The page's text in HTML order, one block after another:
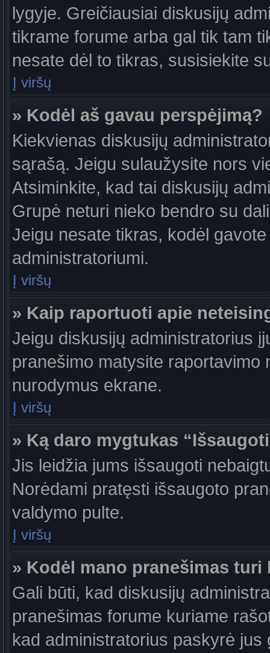
lygyje. Greičiausiai diskusijų
tikrame forume arba gal tik tam
nesate dėl to tikras, susisiekite
Į viršų
» Kodėl aš gavau perspėjimą?
Kiekvienas diskusijų
sąrašą. Jeigu sulaužysite nors
Atsiminkite, kad tai diskusijų
Grupė neturi nieko bendro su
Jeigu nesate tikras, kodėl
administratoriumi.
Į viršų
» Kaip raportuoti apie
Jeigu diskusijų administratorius
pranešimo matysite
nurodymus ekrane.
Į viršų
» Ką daro mygtukas
Jis leidžia jums išsaugoti
Norėdami pratęsti išsaugoto
valdymo pulte.
Į viršų
» Kodėl mano pranešimas
Gali būti, kad diskusijų
pranešimas forume kuriame
kad administratorius paskyrė